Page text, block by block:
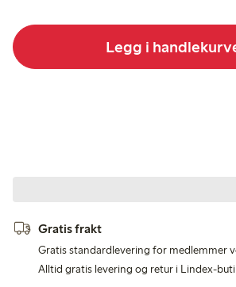
Legg i
Gratis frakt
Gratis standardlevering for medlemmer
Alltid gratis levering og retur i Lindex-